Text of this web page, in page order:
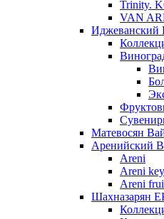
Trinity.
VAN
Иджеванский
Матевосян
Аренийский
Areni
Areni key
Areni
Шахназарян